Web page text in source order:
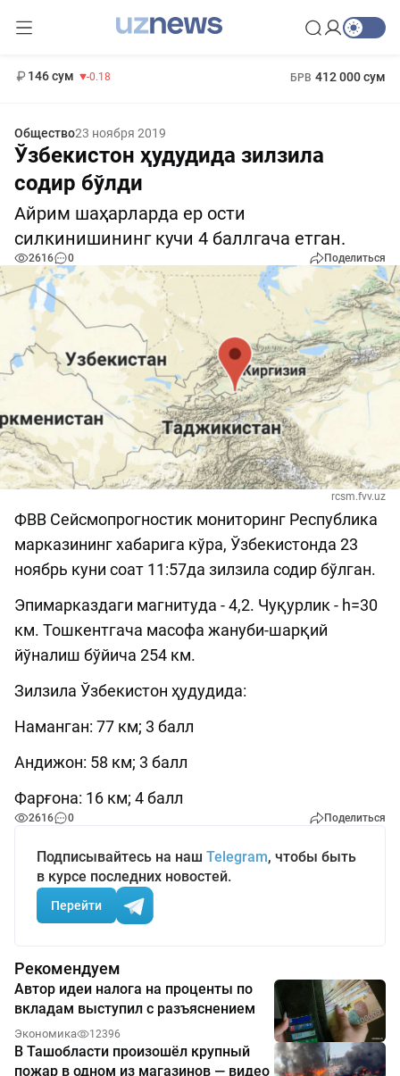
146 сум -0.18 БРВ 412 000 сум
Общество23 ноября 2019
Ўзбекистон ҳудудида зилзила
содир бўлди
Айрим шаҳарларда ер ости
силкинишининг кучи 4 баллгача етган.
2616 0 Поделиться
rcsm.fvv.uz
ФВВ Сейсмопрогностик мониторинг Республика
марказининг хабарига кўра, Ўзбекистонда 23
ноябрь куни соат 11:57да зилзила содир бўлган.
Эпимарказдаги магнитуда - 4,2. Чуқурлик - h=30
км. Тошкентгача масофа жануби-шарқий
йўналиш бўйича 254 км.
Зилзила Ўзбекистон ҳудудида:
Наманган: 77 км; 3 балл
Андижон: 58 км; 3 балл
Фарғона: 16 км; 4 балл
2616 0 Поделиться
Подписывайтесь на наш Telegram, чтобы быть
в курсе последних новостей.
Перейти
Рекомендуем
Автор идеи налога на проценты по
вкладам выступил с разъяснением
Экономика 12396
В Ташобласти произошёл крупный
пожар в одном из магазинов — видео